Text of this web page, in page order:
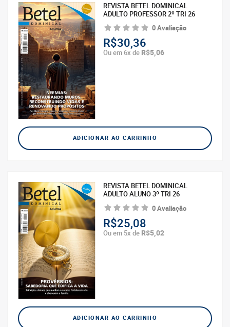
REVISTA BETEL DOMINICAL
ADULTO PROFESSOR 2º TRI 26
0 Avaliação
R$30,36
Ou em 6x de R$5,06
ADICIONAR AO CARRINHO
REVISTA BETEL DOMINICAL
ADULTO ALUNO 3º TRI 26
0 Avaliação
R$25,08
Ou em 5x de R$5,02
ADICIONAR AO CARRINHO